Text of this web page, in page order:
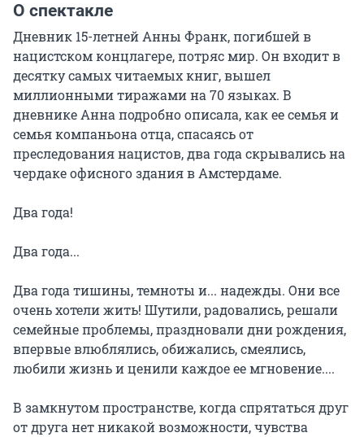
О спектакле
Дневник 15-летней Анны Франк, погибшей в
нацистском концлагере, потряс мир. Он входит в
десятку самых читаемых книг, вышел
миллионными тиражами на 70 языках. В
дневнике Анна подробно описала, как ее семья и
семья компаньона отца, спасаясь от
преследования нацистов, два года скрывались на
чердаке офисного здания в Амстердаме.
Два года!
Два года...
Два года тишины, темноты и... надежды. Они все
очень хотели жить! Шутили, радовались, решали
семейные проблемы, праздновали дни рождения,
впервые влюблялись, обижались, смеялись,
любили жизнь и ценили каждое ее мгновение....
В замкнутом пространстве, когда спрятаться друг
от друга нет никакой возможности, чувства